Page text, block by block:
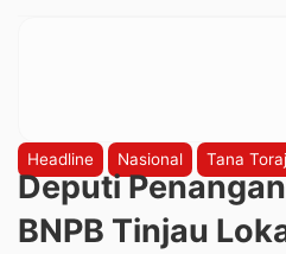
Headline Nasional Tana
Deputi
BNPB Tinjau